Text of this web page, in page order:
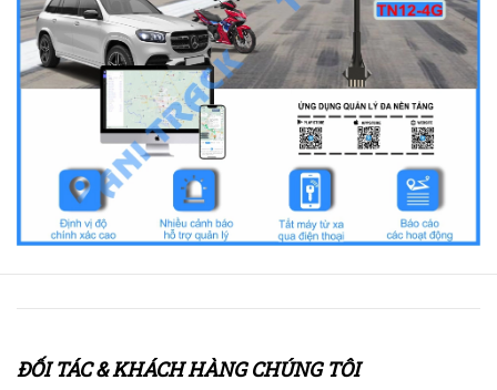
ĐỐI TÁC & KHÁCH HÀNG CHÚNG TÔI